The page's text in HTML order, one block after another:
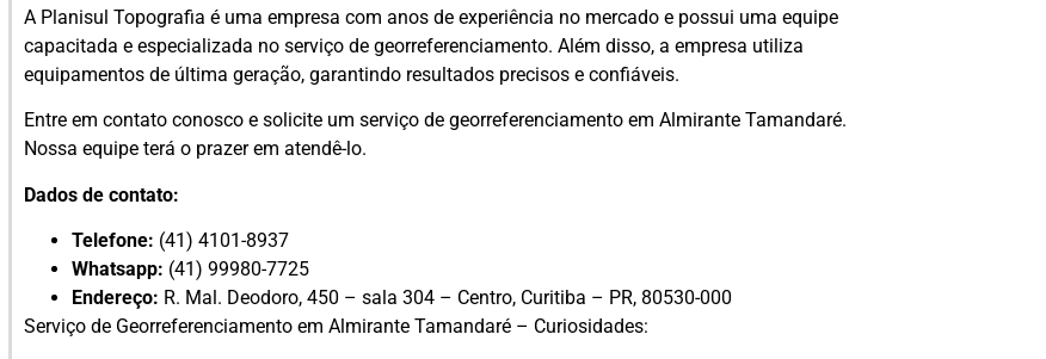
A Planisul Topografia é uma empresa com anos de experiência no mercado e possui uma equipe
capacitada e especializada no serviço de georreferenciamento. Além disso, a empresa utiliza
equipamentos de última geração, garantindo resultados precisos e confiáveis.
Entre em contato conosco e solicite um serviço de georreferenciamento em Almirante Tamandaré.
Nossa equipe terá o prazer em atendê-lo.
Dados de contato:
Telefone: (41) 4101-8937
Whatsapp: (41) 99980-7725
Endereço: R. Mal. Deodoro, 450 – sala 304 – Centro, Curitiba – PR, 80530-000
Serviço de Georreferenciamento em Almirante Tamandaré – Curiosidades: